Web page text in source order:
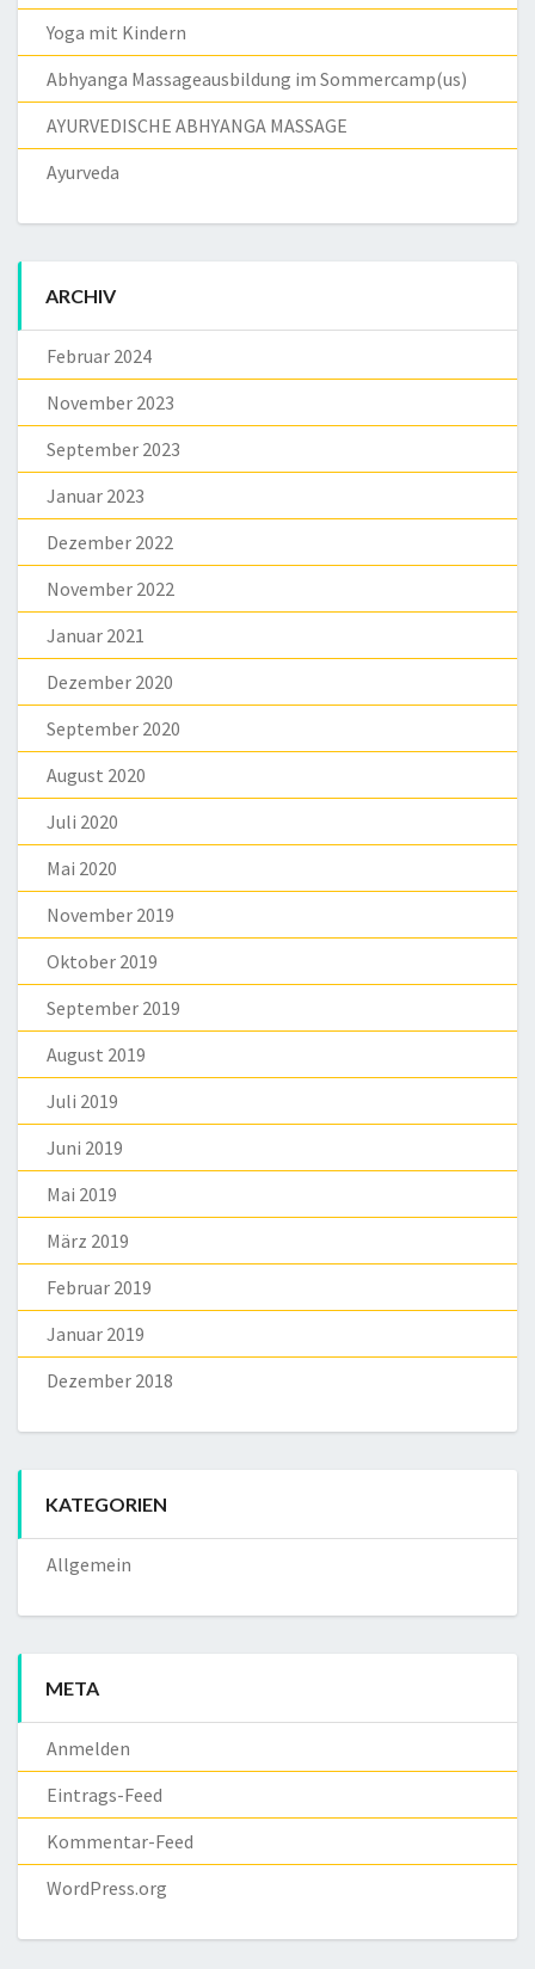
Yoga mit Kindern
Abhyanga Massageausbildung im Sommercamp(us)
AYURVEDISCHE ABHYANGA MASSAGE
Ayurveda
ARCHIV
Februar 2024
November 2023
September 2023
Januar 2023
Dezember 2022
November 2022
Januar 2021
Dezember 2020
September 2020
August 2020
Juli 2020
Mai 2020
November 2019
Oktober 2019
September 2019
August 2019
Juli 2019
Juni 2019
Mai 2019
März 2019
Februar 2019
Januar 2019
Dezember 2018
KATEGORIEN
Allgemein
META
Anmelden
Eintrags-Feed
Kommentar-Feed
WordPress.org